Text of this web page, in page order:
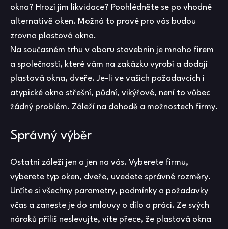
okna? Hrozí jim likvidace? Poohlédněte se po vhodné
alternativě oken. Možná to pravé pro vás budou
zrovna plastová okna.
Na současném trhu v oboru stavebnin je mnoho firem
a společností, které vám na zakázku vyrobí a dodají
plastová okna, dveře. Je-li ve vašich požadavcích i
atypické okno střešní, půdní, vikýřové, není to vůbec
žádný problém. Záleží na dohodě a možnostech firmy.
Správný výběr
Ostatní záleží jen a jen na vás. Vyberete firmu,
vyberete typ oken, dveře, uvedete správné rozměry.
Určíte si všechny parametry, podmínky a požadavky
včas a zaneste je do smlouvy o dílo a práci. Ze svých
nároků příliš neslevujte, víte přece, že plastová okna